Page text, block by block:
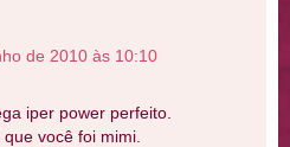
de 2010 às 10:10
iper power perfeito.
você foi mimi.